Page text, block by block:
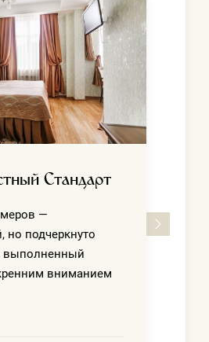
Стандарт
—
но подчеркнуто
выполненный
вниманием